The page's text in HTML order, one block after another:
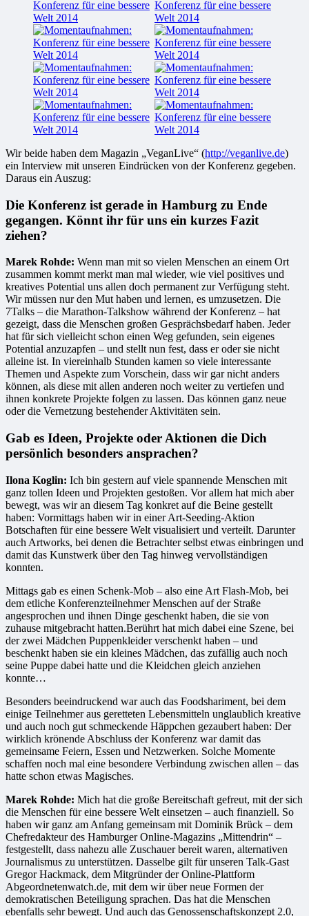
Wir beide haben dem Magazin „VeganLive“ (http://veganlive.de)
ein Interview mit unseren Eindrücken von der Konferenz gegeben.
Daraus ein Auszug:
Die Konferenz ist gerade in Hamburg zu Ende
gegangen. Könnt ihr für uns ein kurzes Fazit
ziehen?
Marek Rohde: Wenn man mit so vielen Menschen an einem Ort
zusammen kommt merkt man mal wieder, wie viel positives und
kreatives Potential uns allen doch permanent zur Verfügung steht.
Wir müssen nur den Mut haben und lernen, es umzusetzen. Die
7Talks – die Marathon-Talkshow während der Konferenz – hat
gezeigt, dass die Menschen großen Gesprächsbedarf haben. Jeder
hat für sich vielleicht schon einen Weg gefunden, sein eigenes
Potential anzuzapfen – und stellt nun fest, dass er oder sie nicht
alleine ist. In viereinhalb Stunden kamen so viele interessante
Themen und Aspekte zum Vorschein, dass wir gar nicht anders
können, als diese mit allen anderen noch weiter zu vertiefen und
ihnen konkrete Projekte folgen zu lassen. Das können ganz neue
oder die Vernetzung bestehender Aktivitäten sein.
Gab es Ideen, Projekte oder Aktionen die Dich
persönlich besonders ansprachen?
Ilona Koglin: Ich bin gestern auf viele spannende Menschen mit
ganz tollen Ideen und Projekten gestoßen. Vor allem hat mich aber
bewegt, was wir an diesem Tag konkret auf die Beine gestellt
haben: Vormittags haben wir in einer Art-Seeding-Aktion
Botschaften für eine bessere Welt visualisiert und verteilt. Darunter
auch Artworks, bei denen die Betrachter selbst etwas einbringen und
damit das Kunstwerk über den Tag hinweg vervollständigen
konnten.
Mittags gab es einen Schenk-Mob – also eine Art Flash-Mob, bei
dem etliche Konferenzteilnehmer Menschen auf der Straße
angesprochen und ihnen Dinge geschenkt haben, die sie von
zuhause mitgebracht hatten.Berührt hat mich dabei eine Szene, bei
der zwei Mädchen Puppenkleider verschenkt haben – und
beschenkt haben sie ein kleines Mädchen, das zufällig auch noch
seine Puppe dabei hatte und die Kleidchen gleich anziehen
konnte…
Besonders beeindruckend war auch das Foodshariment, bei dem
einige Teilnehmer aus geretteten Lebensmitteln unglaublich kreative
und auch noch gut schmeckende Häppchen gezaubert haben: Der
wirklich krönende Abschluss der Konferenz war damit das
gemeinsame Feiern, Essen und Netzwerken. Solche Momente
schaffen noch mal eine besondere Verbindung zwischen allen – das
hatte schon etwas Magisches.
Marek Rohde: Mich hat die große Bereitschaft gefreut, mit der sich
die Menschen für eine bessere Welt einsetzen – auch finanziell. So
haben wir ganz am Anfang gemeinsam mit Dominik Brück – dem
Chefredakteur des Hamburger Online-Magazins „Mittendrin“ –
festgestellt, dass nahezu alle Zuschauer bereit waren, alternativen
Journalismus zu unterstützen. Dasselbe gilt für unseren Talk-Gast
Gregor Hackmack, dem Mitgründer der Online-Plattform
Abgeordnetenwatch.de, mit dem wir über neue Formen der
demokratischen Beteiligung sprachen. Das hat die Menschen
ebenfalls sehr bewegt. Und auch das Genossenschaftskonzept 2.0,